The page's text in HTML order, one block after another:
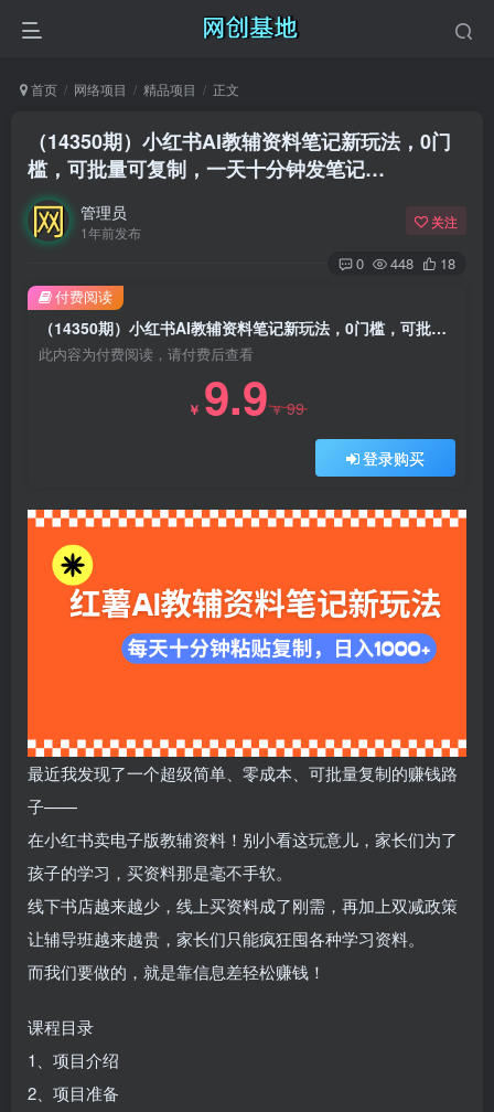
首页 网络项目 精品项目 正文
（14350期）小红书AI教辅资料笔记新玩法，0门
槛，可批量可复制，一天十分钟发笔记…
管理员
1年前发布
关注
0 448 18
（14350期）小红书AI教辅资料笔记新玩法，0门槛，可批量可复制，一天十分钟发笔记…
此内容为付费阅读，请付费后查看
￥ 9.9￥99
登录购买
付费阅读
最近我发现了一个超级简单、零成本、可批量复制的赚钱路
子——
在小红书卖电子版教辅资料！别小看这玩意儿，家长们为了
孩子的学习，买资料那是毫不手软。
线下书店越来越少，线上买资料成了刚需，再加上双减政策
让辅导班越来越贵，家长们只能疯狂囤各种学习资料。
而我们要做的，就是靠信息差轻松赚钱！
课程目录
1、项目介绍
2、项目准备